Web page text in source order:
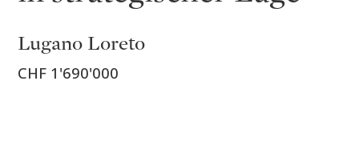
Lugano Loreto
CHF 1'690'000